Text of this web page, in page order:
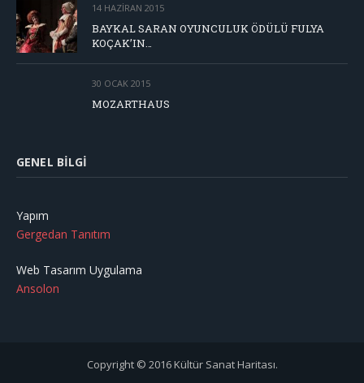
14 HAZIRAN 2015
BAYKAL SARAN OYUNCULUK ÖDÜLÜ FULYA
KOÇAK’IN…
30 OCAK 2015
MOZARTHAUS
GENEL BILGI
Yapım
Gergedan Tanıtım
Web Tasarım Uygulama
Ansolon
Copyright © 2016 Kültür Sanat Haritası.